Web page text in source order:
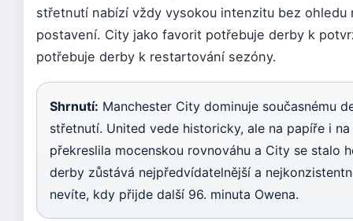
střetnutí nabízí vždy vysokou intenzitu bez ohledu
postavení. City jako favorit potřebuje derby k
potřebuje derby k restartování sezóny.
Shrnutí: Manchester City dominuje současnému
střetnutí. United vede historicky, ale na papíře i
překreslila mocenskou rovnováhu a City se stalo
derby zůstává nejpředvídatelnější a
nevíte, kdy přijde další 96. minuta Owena.